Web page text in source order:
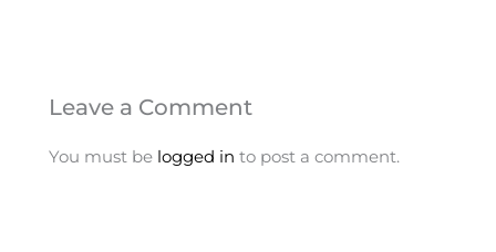
Leave a Comment
You must be logged in to post a comment.